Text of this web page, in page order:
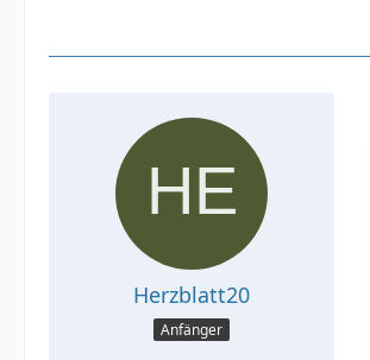
Herzblatt20
Anfänger